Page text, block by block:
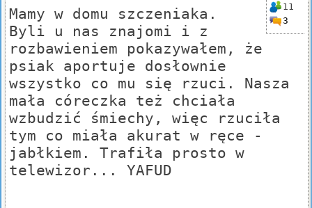
11
3
Mamy w domu szczeniaka.
Byli u nas znajomi i z
rozbawieniem pokazywałem, że
psiak aportuje dosłownie
wszystko co mu się rzuci. Nasza
mała córeczka też chciała
wzbudzić śmiechy, więc rzuciła
tym co miała akurat w ręce -
jabłkiem. Trafiła prosto w
telewizor... YAFUD